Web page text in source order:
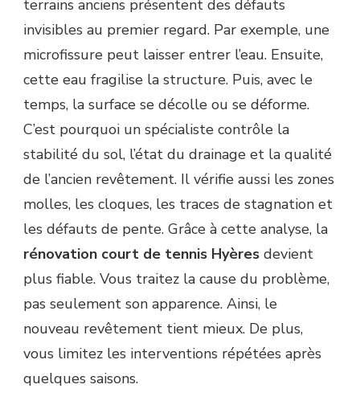
terrains anciens présentent des défauts
invisibles au premier regard. Par exemple, une
microfissure peut laisser entrer l’eau. Ensuite,
cette eau fragilise la structure. Puis, avec le
temps, la surface se décolle ou se déforme.
C’est pourquoi un spécialiste contrôle la
stabilité du sol, l’état du drainage et la qualité
de l’ancien revêtement. Il vérifie aussi les zones
molles, les cloques, les traces de stagnation et
les défauts de pente. Grâce à cette analyse, la
rénovation court de tennis Hyères devient
plus fiable. Vous traitez la cause du problème,
pas seulement son apparence. Ainsi, le
nouveau revêtement tient mieux. De plus,
vous limitez les interventions répétées après
quelques saisons.